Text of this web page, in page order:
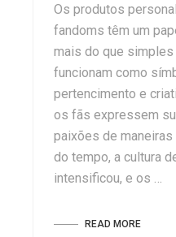
Os produtos
fandoms têm um
mais do que
funcionam como
pertencimento e
os fãs expressem
paixões de
do tempo, a cultura
intensificou, e os …
READ MORE